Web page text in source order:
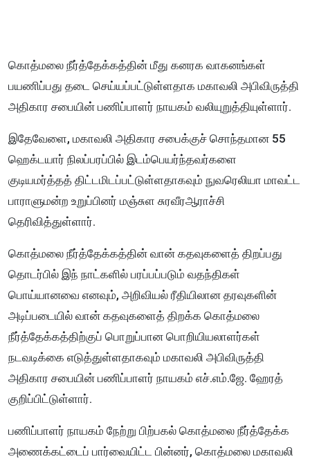
கொத்மலை நீர்த்தேக்கத்தின் மீது கனரக வாகனங்கள்
பயணிப்பது தடை செய்யப்பட்டுள்ளதாக மகாவலி அபிவிருத்தி
அதிகார சபையின் பணிப்பாளர் நாயகம் வலியுறுத்தியுள்ளார்.
இதேவேளை, மகாவலி அதிகார சபைக்குச் சொந்தமான 55
ஹெக்டயார் நிலப்பரப்பில் இடம்பெயர்ந்தவர்களை
குடியமர்த்தத் திட்டமிடப்பட்டுள்ளதாகவும் நுவரெலியா மாவட்ட
பாராளுமன்ற உறுப்பினர் மஞ்சுள சுரவீரஆராச்சி
தெரிவித்துள்ளார்.
கொத்மலை நீர்த்தேக்கத்தின் வான் கதவுகளைத் திறப்பது
தொடர்பில் இந் நாட்களில் பரப்பப்படும் வதந்திகள்
பொய்யானவை எனவும், அறிவியல் ரீதியிலான தரவுகளின்
அடிப்படையில் வான் கதவுகளைத் திறக்க கொத்மலை
நீர்த்தேக்கத்திற்குப் பொறுப்பான பொறியியலாளர்கள்
நடவடிக்கை எடுத்துள்ளதாகவும் மகாவலி அபிவிருத்தி
அதிகார சபையின் பணிப்பாளர் நாயகம் எச்.எம்.ஜே. ஹேரத்
குறிப்பிட்டுள்ளார்.
பணிப்பாளர் நாயகம் நேற்று பிற்பகல் கொத்மலை நீர்த்தேக்க
அணைக்கட்டைப் பார்வையிட்ட பின்னர், கொத்மலை மகாவலி